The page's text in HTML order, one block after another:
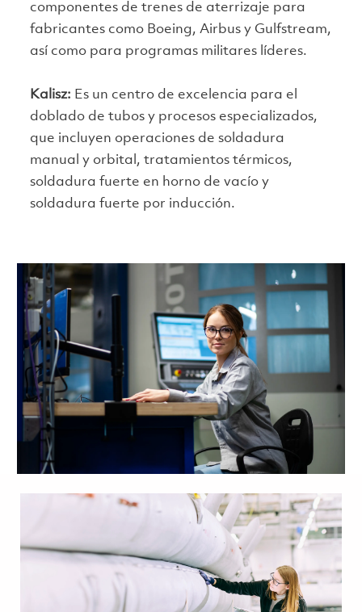
componentes de trenes de aterrizaje para
fabricantes como Boeing, Airbus y Gulfstream,
así como para programas militares líderes.
Kalisz: Es un centro de excelencia para el
doblado de tubos y procesos especializados,
que incluyen operaciones de soldadura
manual y orbital, tratamientos térmicos,
soldadura fuerte en horno de vacío y
soldadura fuerte por inducción.